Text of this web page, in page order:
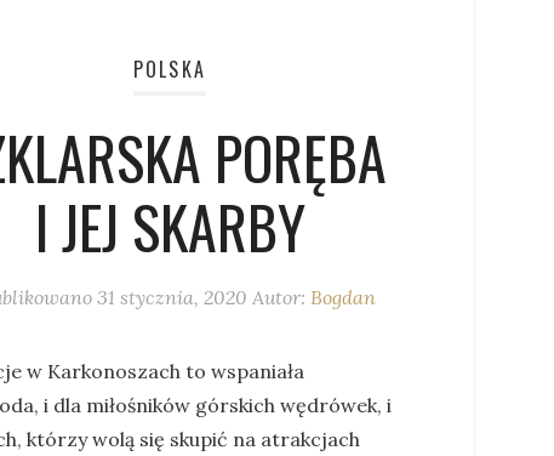
POLSKA
PORĘBA
I JEJ SKARBY
31 stycznia, 2020 Autor: Bogdan
w Karkonoszach to wspaniała
i dla miłośników górskich wędrówek, i
którzy wolą się skupić na atrakcjach